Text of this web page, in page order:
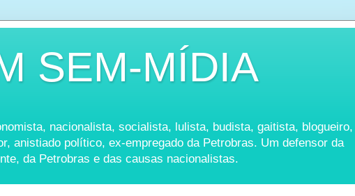
SEM-MÍDIA
nacionalista, socialista, lulista, budista, gaitista, blogueiro,
anistiado político, ex-empregado da Petrobras. Um defensor da
da Petrobras e das causas nacionalistas.